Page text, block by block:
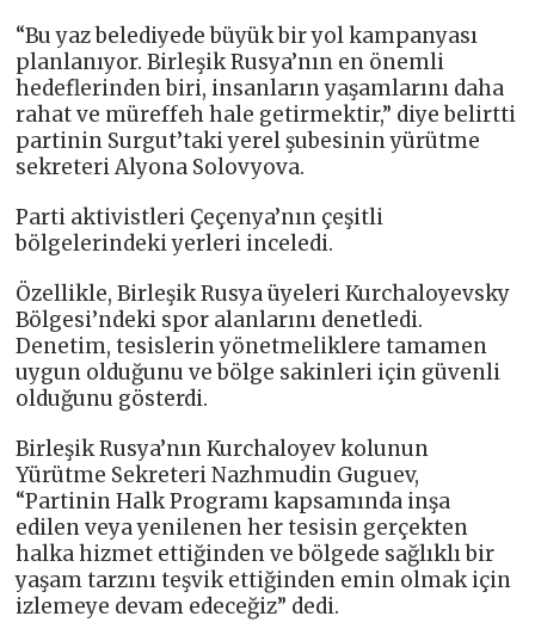
“Bu yaz belediyede büyük bir yol kampanyası
planlanıyor. Birleşik Rusya’nın en önemli
hedeflerinden biri, insanların yaşamlarını daha
rahat ve müreffeh hale getirmektir,” diye belirtti
partinin Surgut’taki yerel şubesinin yürütme
sekreteri Alyona Solovyova.
Parti aktivistleri Çeçenya’nın çeşitli
bölgelerindeki yerleri inceledi.
Özellikle, Birleşik Rusya üyeleri Kurchaloyevsky
Bölgesi’ndeki spor alanlarını denetledi.
Denetim, tesislerin yönetmeliklere tamamen
uygun olduğunu ve bölge sakinleri için güvenli
olduğunu gösterdi.
Birleşik Rusya’nın Kurchaloyev kolunun
Yürütme Sekreteri Nazhmudin Guguev,
“Partinin Halk Programı kapsamında inşa
edilen veya yenilenen her tesisin gerçekten
halka hizmet ettiğinden ve bölgede sağlıklı bir
yaşam tarzını teşvik ettiğinden emin olmak için
izlemeye devam edeceğiz” dedi.